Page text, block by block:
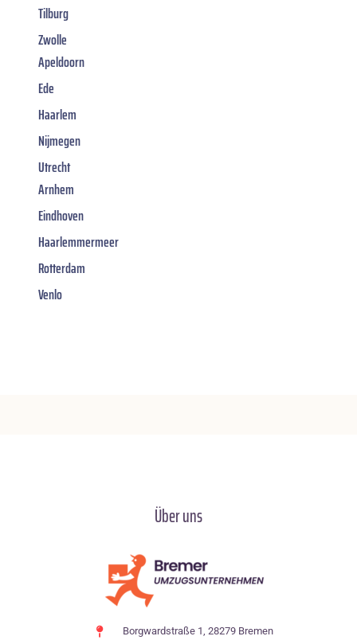
Tilburg
Zwolle
Apeldoorn
Ede
Haarlem
Nijmegen
Utrecht
Arnhem
Eindhoven
Haarlemmermeer
Rotterdam
Venlo
Über uns
Borgwardstraße 1, 28279 Bremen